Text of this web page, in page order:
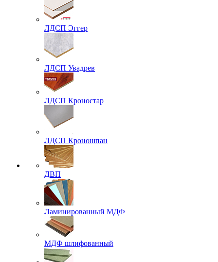
ЛДСП Эггер
ЛДСП Увадрев
ЛДСП Кроностар
ЛДСП Кроношпан
ДВП
Ламинированный МДФ
МДФ шлифованный